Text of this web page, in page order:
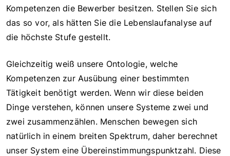
Kompetenzen die Bewerber besitzen. Stellen Sie sich
das so vor, als hätten Sie die Lebenslaufanalyse auf
die höchste Stufe gestellt.
Gleichzeitig weiß unsere Ontologie, welche
Kompetenzen zur Ausübung einer bestimmten
Tätigkeit benötigt werden. Wenn wir diese beiden
Dinge verstehen, können unsere Systeme zwei und
zwei zusammenzählen. Menschen bewegen sich
natürlich in einem breiten Spektrum, daher berechnet
unser System eine Übereinstimmungspunktzahl. Diese